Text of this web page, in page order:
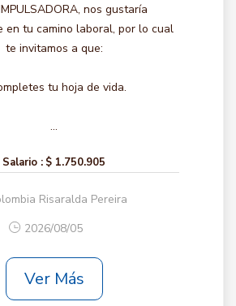
nos gustaría
en tu camino laboral, por lo cual
te invitamos a que:
tu hoja de vida.
...
Salario : $ 1.750.905
Risaralda Pereira
2026/08/05
Ver Más